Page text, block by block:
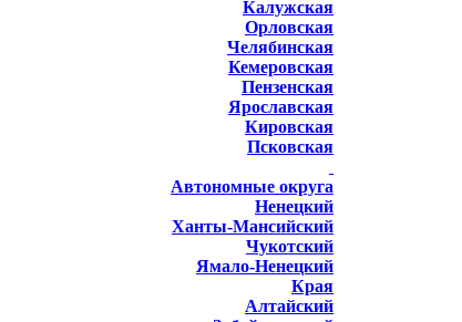
Калужская
Орловская
Челябинская
Кемеровская
Пензенская
Ярославская
Кировская
Псковская
Автономные округа
Ненецкий
Ханты-Мансийский
Чукотский
Ямало-Ненецкий
Края
Алтайский